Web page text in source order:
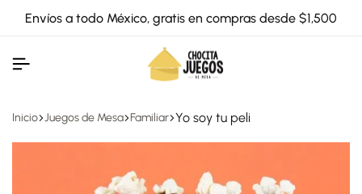
Envíos a todo México, gratis en compras desde $1,500
Inicio Juegos de Mesa Familiar Yo soy tu peli